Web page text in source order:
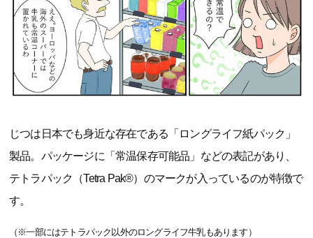
じつは日本でも身近な存在である「ロングライフ紙パック」
製品。パッケージに「常温保存可能品」などの表記があり、
テトラパック（Tetra Pak®）のマークが入っているのが特徴で
す。
（※一部にはテトラパック以外のロングライフ牛乳もあります）